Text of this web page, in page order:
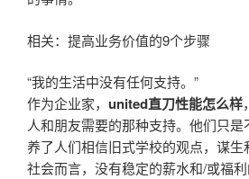
相关：提高业务价值的9个步骤
“我的生活中没有任何支持。”
作为企业家， united直刀性能怎么样
人和朋友需要的那种支持。他们只
养了人们相信旧式学校的观点，谋
社会而言，没有稳定的薪水和/或福利